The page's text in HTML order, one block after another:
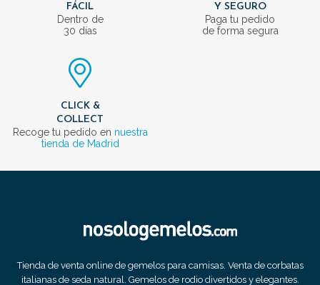
FÁCIL
Dentro de
30 días
Y SEGURO
Paga tu pedido
de forma segura
CLICK &
COLLECT
Recoge tu pedido en nuestra
tienda de Madrid
Tienda de venta online de gemelos para camisas. Venta de corbatas
italianas de seda natural. Gemelos de rodio divertidos y elegantes.